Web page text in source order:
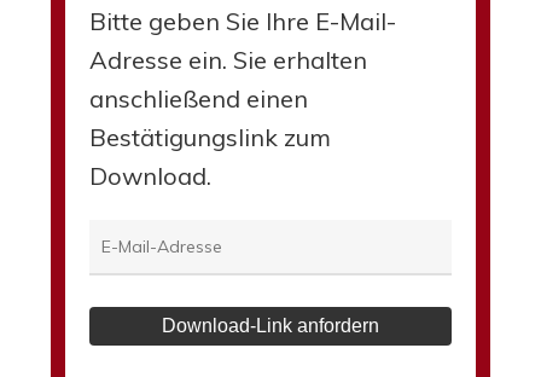
Bitte geben Sie Ihre E-Mail-
Adresse ein. Sie erhalten
anschließend einen
Bestätigungslink zum
Download.
Download-Link anfordern